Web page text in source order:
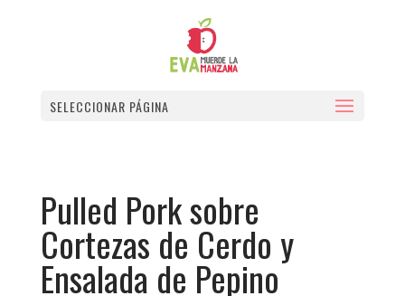
SELECCIONAR PÁGINA
Pulled Pork sobre
Cortezas de Cerdo y
Ensalada de Pepino